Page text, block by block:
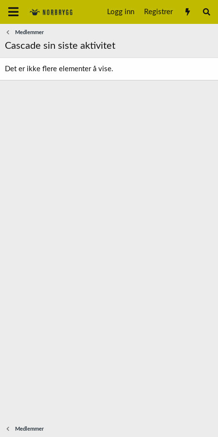
Logg inn Registrer
Medlemmer
Cascade sin siste aktivitet
Det er ikke flere elementer å vise.
Medlemmer